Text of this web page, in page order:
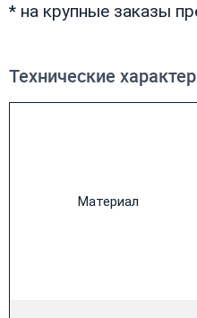
* на крупные заказы
Технические
Материал